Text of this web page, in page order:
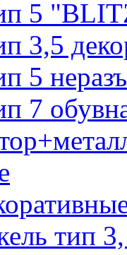
5
3,5
5
7
тип